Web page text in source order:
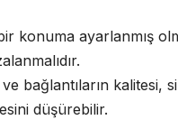
konuma ayarlanmış
bağlantıların kalitesi,
düşürebilir.